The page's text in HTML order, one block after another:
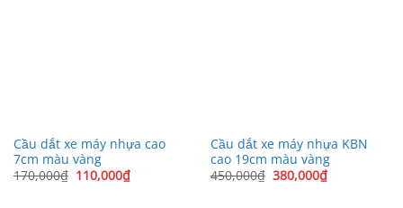
Cầu dắt xe máy nhựa cao
7cm màu vàng
170,000₫ Giá
110,000₫Giá
hiện
Cầu dắt xe máy nhựa KBN
cao 19cm màu vàng
450,000₫ Giá
380,000₫Giá
hiện